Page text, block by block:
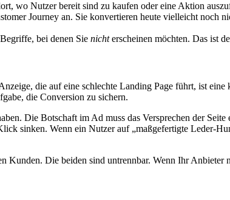
wo Nutzer bereit sind zu kaufen oder eine Aktion
Journey an. Sie konvertieren heute vielleicht noch
bei denen Sie nichterscheinen möchten. Das ist
die auf eine schlechte Landing Page führt, ist
die Conversion zu sichern.
Die Botschaft im Ad muss das Versprechen der
sinken. Wenn ein Nutzer auf „maßgefertigte Leder-
Kunden. Die beiden sind untrennbar. Wenn Ihr